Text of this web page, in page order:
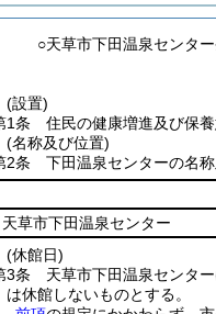
○天草市下田温泉センター
(設置)
1条
住民の健康増進及び保
(名称及び位置)
2条
下田温泉センターの名
天草市下田温泉センター
(休館日)
3条
天草市下田温泉センター
は休館しないものとする。